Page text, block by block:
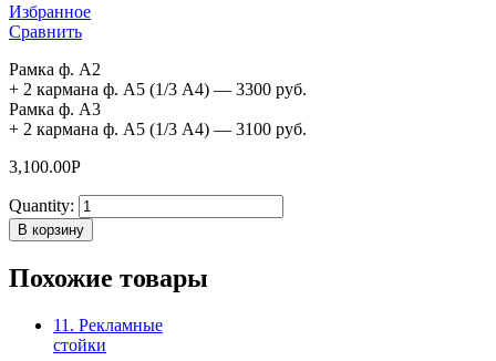
Избранное
Сравнить
Рамка ф. А2
+ 2 кармана ф. А5 (1/3 А4) — 3300 руб.
Рамка ф. А3
+ 2 кармана ф. А5 (1/3 А4) — 3100 руб.
3,100.00Р
Quantity:
В корзину
Похожие товары
11. Рекламные
стойки